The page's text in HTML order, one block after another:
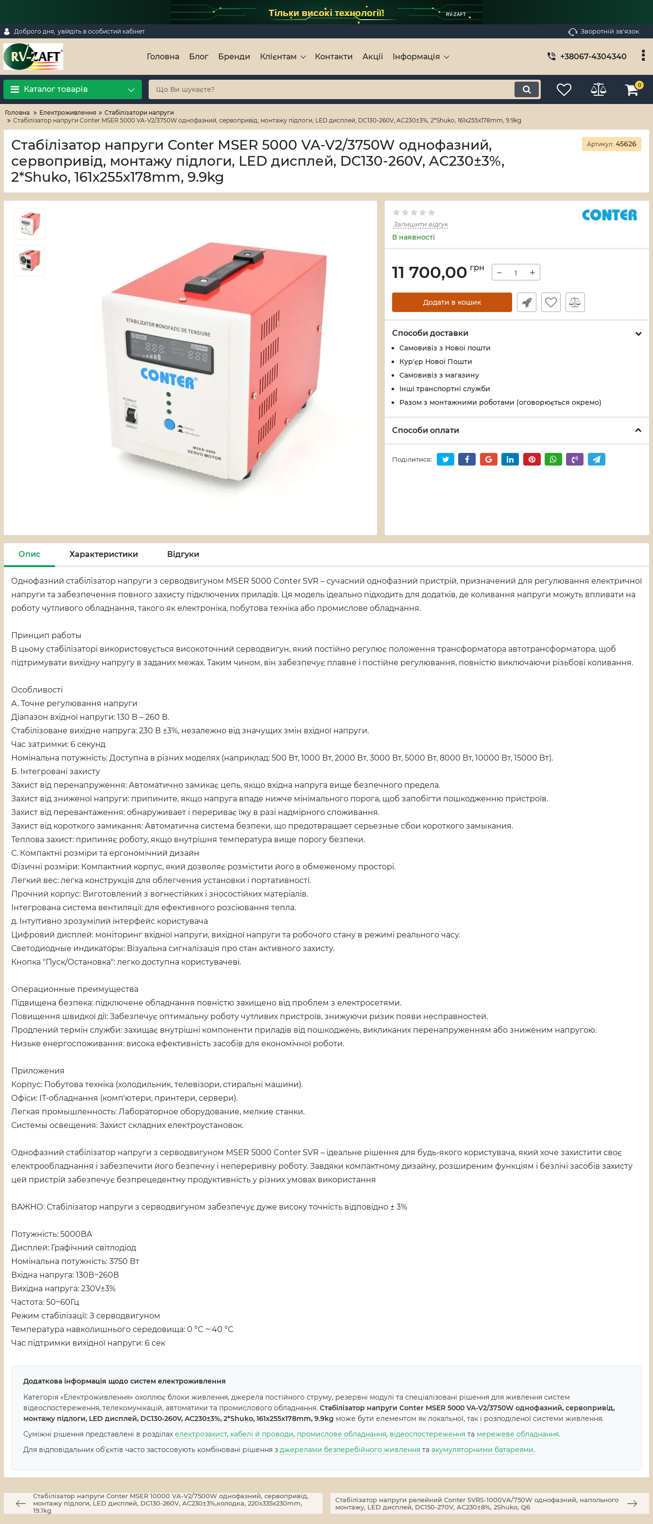
Тільки високі технології! RV-ZAFT
Доброго дня, увійдіть в особистий кабінет Зворотній зв'язок
Головна Блог Бренди Клієнтам Контакти Акції Інформація +38067-4304340
Каталог товарів 0
Головна Електроживлення
Стабілізатори напруги
Стабілізатор напруги Conter MSER 5000 VA-V2/3750W однофазний, сервопривід, монтажу підлоги, LED дисплей, DC130-260V, AC230±3%, 2*Shuko, 161x255x178mm, 9.9kg
Стабілізатор напруги Conter MSER 5000 VA-V2/3750W однофазний,
сервопривід, монтажу підлоги, LED дисплей, DC130-260V, AC230±3%,
2*Shuko, 161x255x178mm, 9.9kg
Артикул: 45626
Залишити відгук
В наявності
11 700,00 грн − +
Додати в кошик
Способи доставки
Самовивіз з Нової пошти
Кур'єр Нової Пошти
Самовивіз з магазину
Інші транспортні служби
Разом з монтажними роботами (оговорюється окремо)
Способи оплати
Поділитися:
Опис Характеристики Відгуки
Однофазний стабілізатор напруги з серводвигуном MSER 5000 Conter SVR – сучасний однофазний пристрій, призначений для регулювання електричної
напруги та забезпечення повного захисту підключених приладів. Ця модель ідеально підходить для додатків, де коливання напруги можуть впливати на
роботу чутливого обладнання, такого як електроніка, побутова техніка або промислове обладнання.
Принцип работы
В цьому стабілізаторі використовується високоточний серводвигун, який постійно регулює положення трансформатора автотрансформатора, щоб
підтримувати вихідну напругу в заданих межах. Таким чином, він забезпечує плавне і постійне регулювання, повністю виключаючи різьбові коливання.
Особливості
А. Точне регулювання напруги
Діапазон вхідної напруги: 130 В – 260 В.
Стабілізоване вихідне напруга: 230 В ±3%, незалежно від значущих змін вхідної напруги.
Час затримки: 6 секунд
Номінальна потужність: Доступна в різних моделях (наприклад: 500 Вт, 1000 Вт, 2000 Вт, 3000 Вт, 5000 Вт, 8000 Вт, 10000 Вт, 15000 Вт).
Б. Інтегровані захисту
Захист від перенапруження: Автоматично замикає цепь, якщо вхідна напруга вище безпечного предела.
Захист від зниженої напруги: припините, якщо напруга впаде нижче мінімального порога, щоб запобігти пошкодженню пристроїв.
Захист від перевантаження: обнаруживает і перериває їжу в разі надмірного споживання.
Захист від короткого замикання: Автоматична система безпеки, що предотвращает серьезные сбои короткого замыкания.
Теплова захист: припиняє роботу, якщо внутрішня температура вище порогу безпеки.
С. Компактні розміри та ергономічний дизайн
Фізичні розміри: Компактний корпус, який дозволяє розмістити його в обмеженому просторі.
Легкий вес: легка конструкція для облегчения установки і портативності.
Прочний корпус: Виготовлений з вогнестійких і зносостійких матеріалів.
Інтегрована система вентиляції: для ефективного розсіювання тепла.
д. Інтуїтивно зрозумілий інтерфейс користувача
Цифровий дисплей: моніторинг вхідної напруги, вихідної напруги та робочого стану в режимі реального часу.
Светодиодные индикаторы: Візуальна сигналізація про стан активного захисту.
Кнопка "Пуск/Остановка": легко доступна користувачеві.
Операционные преимущества
Підвищена безпека: підключене обладнання повністю захищено від проблем з електросетями.
Повищення швидкої дії: Забезпечує оптимальну роботу чутливих пристроїв, знижуючи ризик появи несправностей.
Продлений термін служби: захищає внутрішні компоненти приладів від пошкоджень, викликаних перенапруженням або зниженим напругою.
Низьке енергоспоживання: висока ефективність засобів для економічної роботи.
Приложения
Корпус: Побутова техніка (холодильник, телевізори, стиральні машини).
Офіси: ІТ-обладнання (комп'ютери, принтери, сервери).
Легкая промышленность: Лабораторное оборудование, мелкие станки.
Системы освещения: Захист складних електроустановок.
Однофазний стабілізатор напруги з серводвигуном MSER 5000 Conter SVR – ідеальне рішення для будь-якого користувача, який хоче захистити своє
електрообладнання і забезпечити його безпечну і непереривну роботу. Завдяки компактному дизайну, розширеним функціям і безлічі засобів захисту
цей пристрій забезпечує безпрецедентну продуктивність у різних умовах використання
ВАЖНО: Стабілізатор напруги з серводвигуном забезпечує дуже високу точність відповідно ± 3%
Потужність: 5000ВА
Дисплей: Графічний світлодіод
Номінальна потужність: 3750 Вт
Вхідна напруга: 130В~260В
Вихідна напруга: 230V±3%
Частота: 50~60Гц
Режим стабілізації: З серводвигуном
Температура навколишнього середовища: 0 °C ~ 40 °C
Час підтримки вихідної напруги: 6 сек
Додаткова інформація щодо систем електроживлення
Категорія «Електроживлення» охоплює блоки живлення, джерела постійного струму, резервні модулі та спеціалізовані рішення для живлення систем
відеоспостереження, телекомунікацій, автоматики та промислового обладнання. Стабілізатор напруги Conter MSER 5000 VA-V2/3750W однофазний, сервопривід,
монтажу підлоги, LED дисплей, DC130-260V, AC230±3%, 2*Shuko, 161x255x178mm, 9.9kg може бути елементом як локальної, так і розподіленої системи живлення.
Суміжні рішення представлені в розділах електрозахист, кабелі й проводи, промислове обладнання, відеоспостереження та мережеве обладнання.
Для відповідальних об’єктів часто застосовують комбіновані рішення з джерелами безперебійного живлення та акумуляторними батареями.
Стабілізатор напруги Conter MSER 10000 VA-V2/7500W однофазний, сервопривід,
монтажу підлоги, LED дисплей, DC130-260V, AC230±3%,колодка, 220x335x230mm,
19.1kg
Стабілізатор напруги релейний Conter SVRS-1000VA/750W однофазний, напольного
монтажу, LED дисплей, DC150-270V, AC230±8%, 2Shuko, Q6